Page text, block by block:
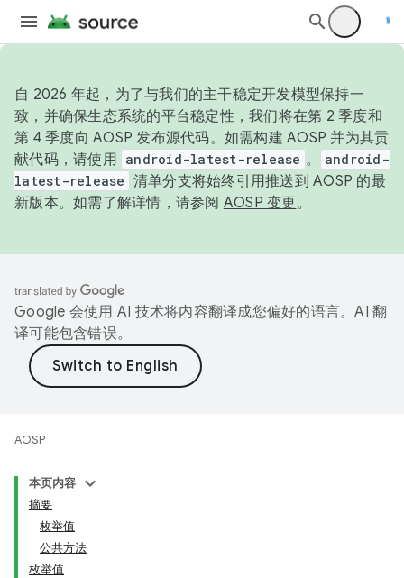
自 2026 年起，为了与我们的主干稳定开发模型保持一
致，并确保生态系统的平台稳定性，我们将在第 2 季度和
第 4 季度向 AOSP 发布源代码。如需构建 AOSP 并为其贡
献代码，请使用 android-latest-release 。
android-
latest-release 清单分支将始终引用推送到 AOSP 的最
新版本。如需了解详情，请参阅 AOSP 变更。
Google 会使用 AI 技术将内容翻译成您偏好的语言。AI 翻
译可能包含错误。
AOSP
本页内容
摘要
枚举值
公共方法
枚举值